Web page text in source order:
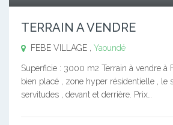
TERRAIN A VENDRE
FEBE VILLAGE , Yaoundé
Superficie : 3000 m2 Terrain à vendre à
bien placé , zone hyper résidentielle , le
servitudes , devant et derrière. Prix…